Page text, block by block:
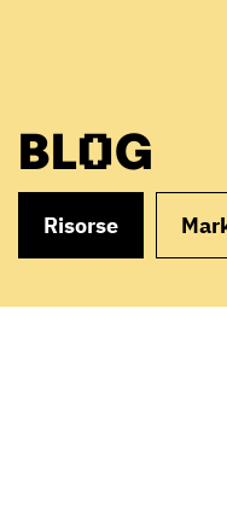
BLOG
Risorse